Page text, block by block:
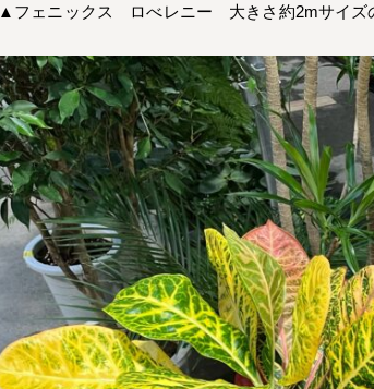
▲フェニックス ロべレニー 大きさ約2mサイズ